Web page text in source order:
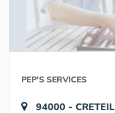
PEP'S SERVICES
94000 - CRETEIL